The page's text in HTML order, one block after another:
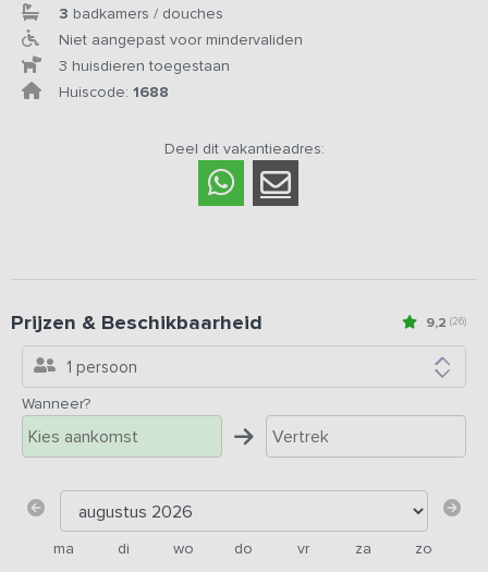
3 badkamers / douches
Niet aangepast voor mindervaliden
3 huisdieren toegestaan
Huiscode: 1688
Deel dit vakantieadres:
9,2 (26)
Prijzen & Beschikbaarheid
1 persoon
Wanneer?
ma di wo do vr za zo